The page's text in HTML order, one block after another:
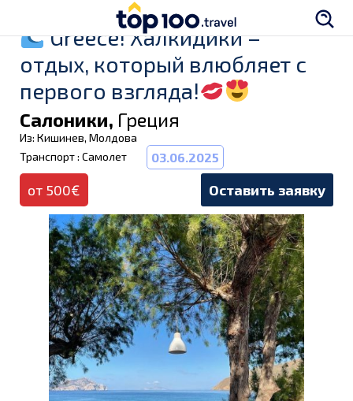
Greece! Халкидики –
отдых, который влюбляет с
первого взгляда!
Салоники, Греция
Из: Кишинев, Молдова
Транспорт : Самолет
03.06.2025
от 500€ Оставить заявку